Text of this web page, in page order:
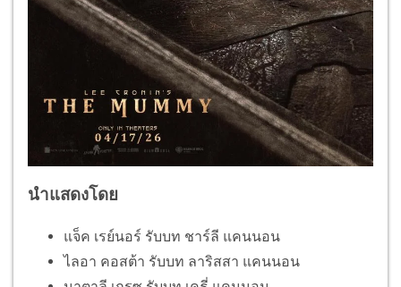
นำแสดงโดย
แจ็ค เรย์นอร์ รับบท ชาร์ลี แคนนอน
ไลอา คอสต้า รับบท ลาริสสา แคนนอน